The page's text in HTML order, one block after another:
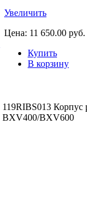
Увеличить
Цена: 11 650.00 руб.
Купить
В корзину
119RIBS013 Корпус
BXV400/BXV600